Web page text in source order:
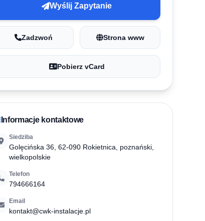
Wyślij Zapytanie
Zadzwoń Strona www
Pobierz vCard
Informacje kontaktowe
Siedziba
Golęcińska 36, 62-090 Rokietnica, poznański,
wielkopolskie
Telefon
794666164
Email
kontakt@cwk-instalacje.pl